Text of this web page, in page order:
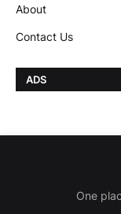
About
Contact Us
ADS
One